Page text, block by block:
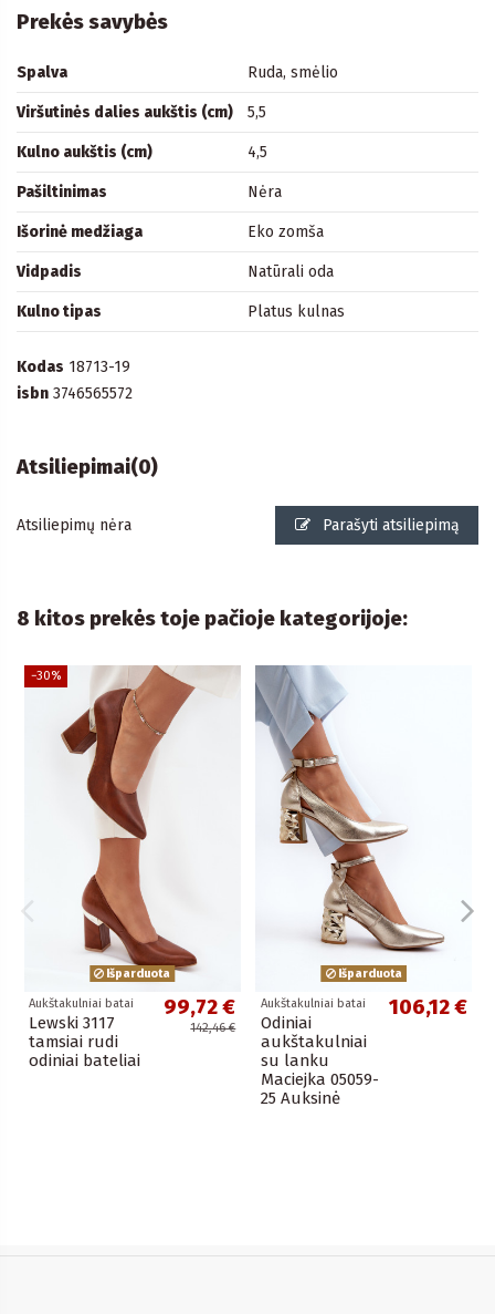
Prekės savybės
Spalva Ruda, smėlio
Viršutinės dalies aukštis (cm) 5,5
Kulno aukštis (cm) 4,5
Pašiltinimas Nėra
Išorinė medžiaga Eko zomša
Vidpadis Natūrali oda
Kulno tipas Platus kulnas
Kodas 18713-19
isbn 3746565572
Atsiliepimai(0)
Atsiliepimų nėra Parašyti atsiliepimą
8 kitos prekės toje pačioje kategorijoje:
−30%
Išparduota
Aukštakulniai batai
Lewski 3117
tamsiai rudi
odiniai bateliai
99,72 €
142,46 €
Išparduota
Aukštakulniai batai
Odiniai
aukštakulniai
su lanku
Maciejka 05059-
25 Auksinė
106,12 €